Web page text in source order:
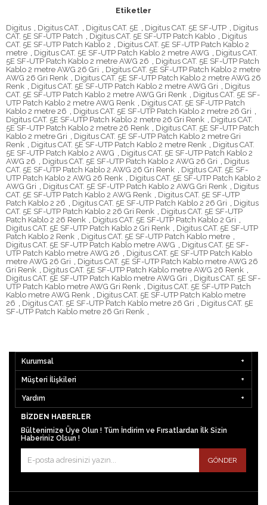
Etiketler
Digitus
Digitus CAT. Digitus CAT. 5E Digitus CAT. 5E SF-UTP
Digitus
CAT. 5E SF-UTP Patch
Digitus CAT. 5E SF-UTP Patch Kablo
Digitus
CAT. 5E SF-UTP Patch Kablo 2
Digitus CAT. 5E SF-UTP Patch Kablo 2
metre
Digitus CAT. 5E SF-UTP Patch Kablo 2 metre AWG
Digitus CAT.
5E SF-UTP Patch Kablo 2 metre AWG 26
Digitus CAT. 5E SF-UTP Patch
Kablo 2 metre AWG 26 Gri
Digitus CAT. 5E SF-UTP Patch Kablo 2 metre
AWG 26 Gri Renk
Digitus CAT. 5E SF-UTP Patch Kablo 2 metre AWG 26
Renk
Digitus CAT. 5E SF-UTP Patch Kablo 2 metre AWG Gri
Digitus
CAT. 5E SF-UTP Patch Kablo 2 metre AWG Gri Renk
Digitus CAT. 5E SF-
UTP Patch Kablo 2 metre AWG Renk
Digitus CAT. 5E SF-UTP Patch
Kablo 2 metre 26
Digitus CAT. 5E SF-UTP Patch Kablo 2 metre 26 Gri
Digitus CAT. 5E SF-UTP Patch Kablo 2 metre 26 Gri Renk
Digitus CAT.
5E SF-UTP Patch Kablo 2 metre 26 Renk
Digitus CAT. 5E SF-UTP Patch
Kablo 2 metre Gri
Digitus CAT. 5E SF-UTP Patch Kablo 2 metre Gri
Renk
Digitus CAT. 5E SF-UTP Patch Kablo 2 metre Renk
Digitus CAT.
5E SF-UTP Patch Kablo 2 AWG
Digitus CAT. 5E SF-UTP Patch Kablo 2
AWG 26
Digitus CAT. 5E SF-UTP Patch Kablo 2 AWG 26 Gri
Digitus
CAT. 5E SF-UTP Patch Kablo 2 AWG 26 Gri Renk
Digitus CAT. 5E SF-
UTP Patch Kablo 2 AWG 26 Renk
Digitus CAT. 5E SF-UTP Patch Kablo 2
AWG Gri
Digitus CAT. 5E SF-UTP Patch Kablo 2 AWG Gri Renk
Digitus
CAT. 5E SF-UTP Patch Kablo 2 AWG Renk
Digitus CAT. 5E SF-UTP
Patch Kablo 2 26
Digitus CAT. 5E SF-UTP Patch Kablo 2 26 Gri
Digitus
CAT. 5E SF-UTP Patch Kablo 2 26 Gri Renk
Digitus CAT. 5E SF-UTP
Patch Kablo 2 26 Renk
Digitus CAT. 5E SF-UTP Patch Kablo 2 Gri
Digitus CAT. 5E SF-UTP Patch Kablo 2 Gri Renk
Digitus CAT. 5E SF-UTP
Patch Kablo 2 Renk
Digitus CAT. 5E SF-UTP Patch Kablo metre
Digitus CAT. 5E SF-UTP Patch Kablo metre AWG
Digitus CAT. 5E SF-
UTP Patch Kablo metre AWG 26
Digitus CAT. 5E SF-UTP Patch Kablo
metre AWG 26 Gri
Digitus CAT. 5E SF-UTP Patch Kablo metre AWG 26
Gri Renk
Digitus CAT. 5E SF-UTP Patch Kablo metre AWG 26 Renk
Digitus CAT. 5E SF-UTP Patch Kablo metre AWG Gri
Digitus CAT. 5E SF-
UTP Patch Kablo metre AWG Gri Renk
Digitus CAT. 5E SF-UTP Patch
Kablo metre AWG Renk
Digitus CAT. 5E SF-UTP Patch Kablo metre
26
Digitus CAT. 5E SF-UTP Patch Kablo metre 26 Gri
Digitus CAT. 5E
SF-UTP Patch Kablo metre 26 Gri Renk
Kurumsal
Müşteri İlişkileri
Yardım
BIZDEN HABERLER
Bültenimize Üye Olun ! Tüm İndirim ve Fırsatlardan İlk Sizin
Haberiniz Olsun !
GÖNDER